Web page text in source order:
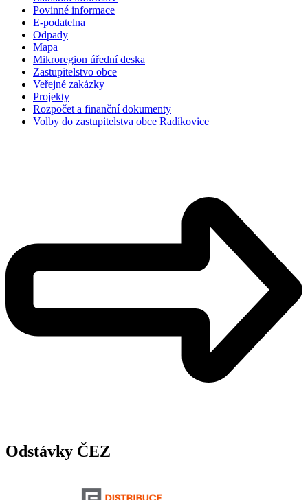
Povinné informace
E-podatelna
Odpady
Mapa
Mikroregion úřední deska
Zastupitelstvo obce
Veřejné zakázky
Projekty
Rozpočet a finanční dokumenty
Volby do zastupitelstva obce Radíkovice
Odstávky ČEZ